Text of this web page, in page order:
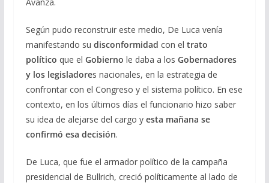
Según pudo reconstruir este medio, De Luca venía
manifestando su disconformidad con el trato
político que el Gobierno le daba a los Gobernadores
y los legisladores nacionales, en la estrategia de
confrontar con el Congreso y el sistema político. En ese
contexto, en los últimos días el funcionario hizo saber
su idea de alejarse del cargo y esta mañana se
confirmó esa decisión.
De Luca, que fue el armador político de la campaña
presidencial de Bullrich, creció políticamente al lado de